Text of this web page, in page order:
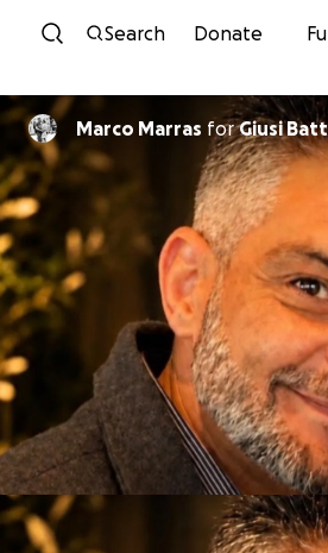
Skip to
Search Donate
Marco Marras forGiusi